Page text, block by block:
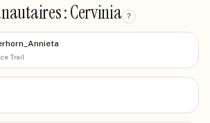
: Cervinia ?
Trail